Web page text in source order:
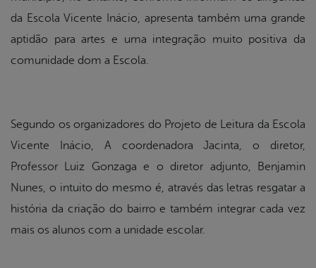
da Escola Vicente Inácio, apresenta também uma grande
aptidão para artes e uma integração muito positiva da
comunidade dom a Escola.
Segundo os organizadores do Projeto de Leitura da Escola
Vicente Inácio, A coordenadora Jacinta, o diretor,
Professor Luiz Gonzaga e o diretor adjunto, Benjamin
Nunes, o intuito do mesmo é, através das letras resgatar a
história da criação do bairro e também integrar cada vez
mais os alunos com a unidade escolar.